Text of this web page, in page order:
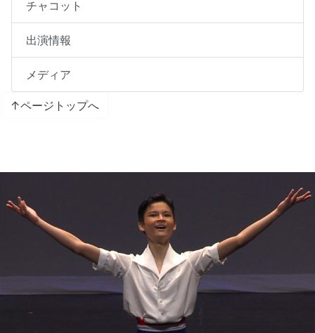
チャコット
出演情報
メディア
↑ページトップへ